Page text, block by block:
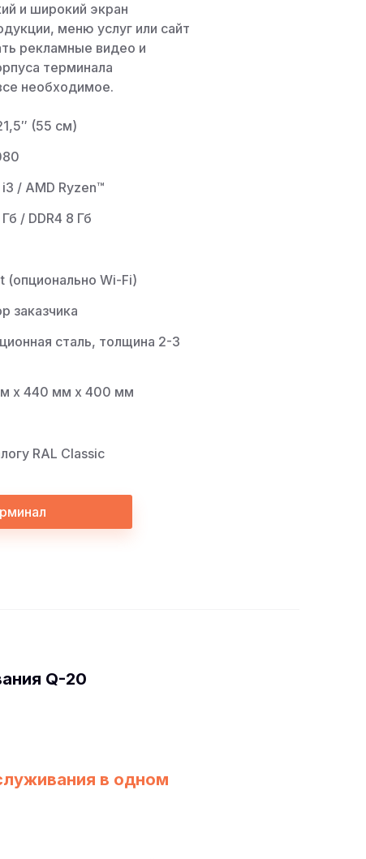
и широкий экран
меню услуг или сайт
рекламные видео и
терминала
необходимое.
(55 см)
/ AMD Ryzen™
/ DDR4 8 Гб
(опционально Wi-Fi)
заказчика
сталь, толщина 2-3
х 440 мм х 400 мм
RAL Classic
Q-20
в одном